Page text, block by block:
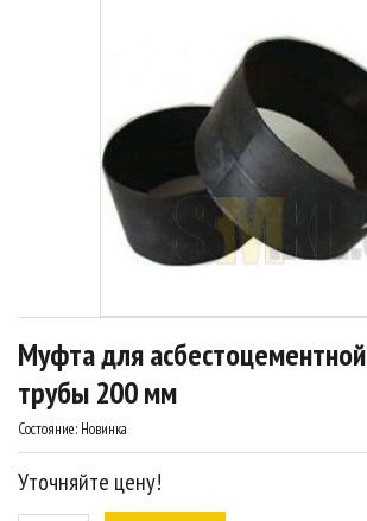
Муфта для асбестоцементной
трубы 200 мм
Состояние: Новинка
Уточняйте цену!